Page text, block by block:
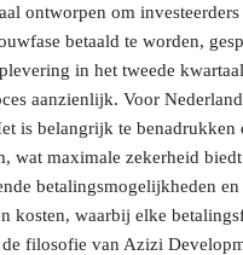
ontworpen om
betaald te worden,
in het tweede
aanzienlijk. Voor
is belangrijk te
wat maximale zekerheid
betalingsmogelijkheden
kosten, waarbij elke
filosofie van Azizi